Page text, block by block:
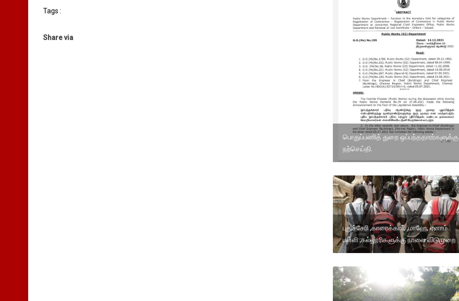
Tags :
Share via
பொதுப்பணித் துறை ஒப்பந்ததாரர்களுக்கு
நற்செய்தி.
புதுச்சேரி ,காரைக்கால் ,மாஹே, ஏனாம்
பள்ளி ,கல்லூரிகளுக்கு நாளை விடுமுறை